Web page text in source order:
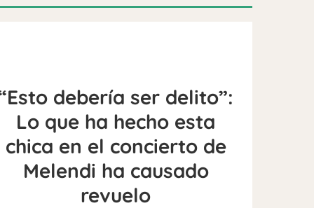
debería ser delito”:
Lo que ha hecho esta
chica en el concierto de
Melendi ha causado
revuelo